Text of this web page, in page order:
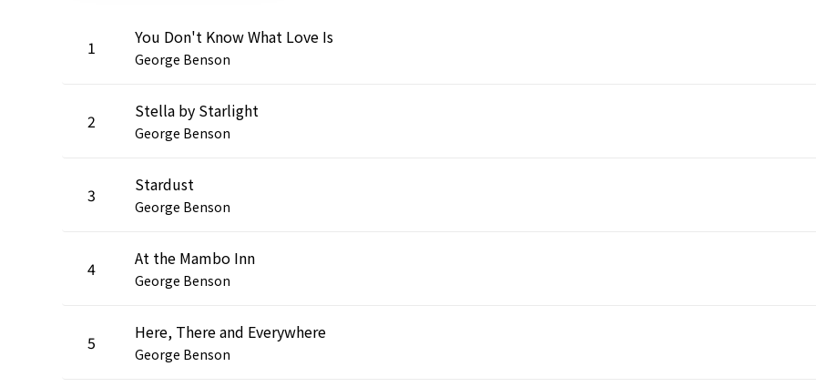
1 You Don't Know What Love Is
George Benson
2 Stella by Starlight
George Benson
3 Stardust
George Benson
4 At the Mambo Inn
George Benson
5 Here, There and Everywhere
George Benson